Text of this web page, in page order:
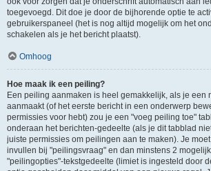
toegevoegd. Dit doe je door de bijhorende optie te
gebruikerspaneel (het is nog altijd mogelijk om het
schakelen als je het bericht plaatst).
Omhoog
Hoe maak ik een peiling?
Een peiling aanmaken is heel gemakkelijk, als je een
aanmaakt (of het eerste bericht in een onderwerp
permissies voor hebt) zou je een "voeg peiling toe"
onderaan het berichten-gedeelte (als je dit tabblad
juiste permissies om peilingen aan te maken). Je
invullen bij "peilingsvraag" en dan minstens 2
"peilingopties"-tekstgedeelte (limiet is ingesteld door